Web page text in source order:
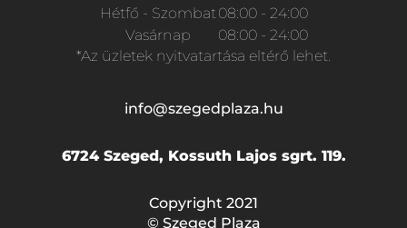
Hétfő - Szombat08:00 - 24:00
Vasárnap
08:00 - 24:00
*Az üzletek nyitvatartása eltérő lehet.
info@szegedplaza.hu
6724 Szeged, Kossuth Lajos sgrt. 119.
Copyright 2021
© Szeged Plaza